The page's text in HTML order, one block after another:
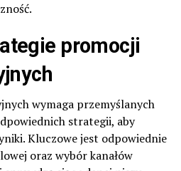
promocji
wymaga przemyślanych
strategii, aby
Kluczowe jest odpowiednie
oraz wybór kanałów